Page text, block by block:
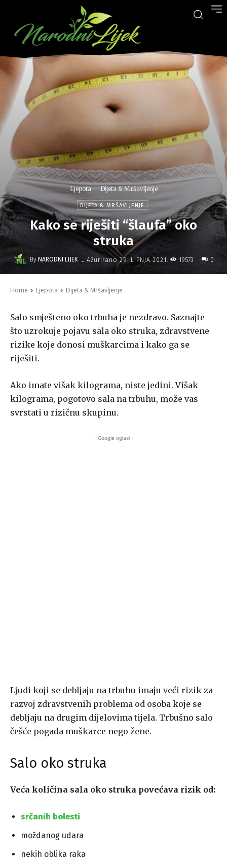
Ljepota Dijeta & Mršavljenje
DIJETA & MRŠAVLJENJE
Kako se riješiti “šlaufa” oko
struka
By NARODNI LIJEK - Ažurirano 29. LIPNJA 2021. 19573 0
Home Ljepota Dijeta & Mršavljenje
Salo smješteno oko trbuha je nezdravo. Saznajte
što uzrokuje pojavu sala oko struka, zdravstvene
rizike koje donosi muškarcima i kako ga se
riješiti.
Ako imate višak kilograma, niste jedini. Višak
kilograma, pogotovo sala na trbuhu, može vas
svrstati u rizičnu skupinu.
- Google oglasi -
Ljudi koji se debljaju na trbuhu imaju veći rizik za
razvoj zdravstvenih problema od osoba koje se
debljaju na drugim dijelovima tijela. Trbušno salo
češće pogađa muškarce nego žene.
Salo oko struka
Veća količina sala oko struka povećava rizik od:
srčanih bolesti
moždanog udara
nekih oblika raka